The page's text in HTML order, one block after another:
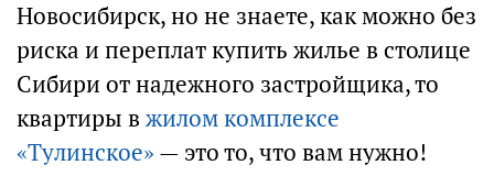
Новосибирск, но не знаете, как можно без
риска и переплат купить жилье в столице
Сибири от надежного застройщика, то
квартиры в жилом комплексе
«Тулинское»— это то, что вам нужно!